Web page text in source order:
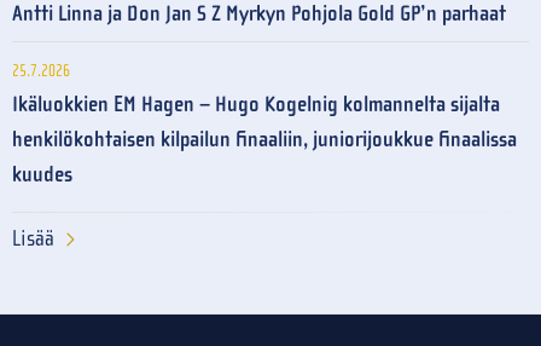
Antti Linna ja Don Jan S Z Myrkyn Pohjola Gold GP’n parhaat
25.7.2026
Ikäluokkien EM Hagen – Hugo Kogelnig kolmannelta sijalta
henkilökohtaisen kilpailun finaaliin, juniorijoukkue finaalissa
kuudes
Lisää